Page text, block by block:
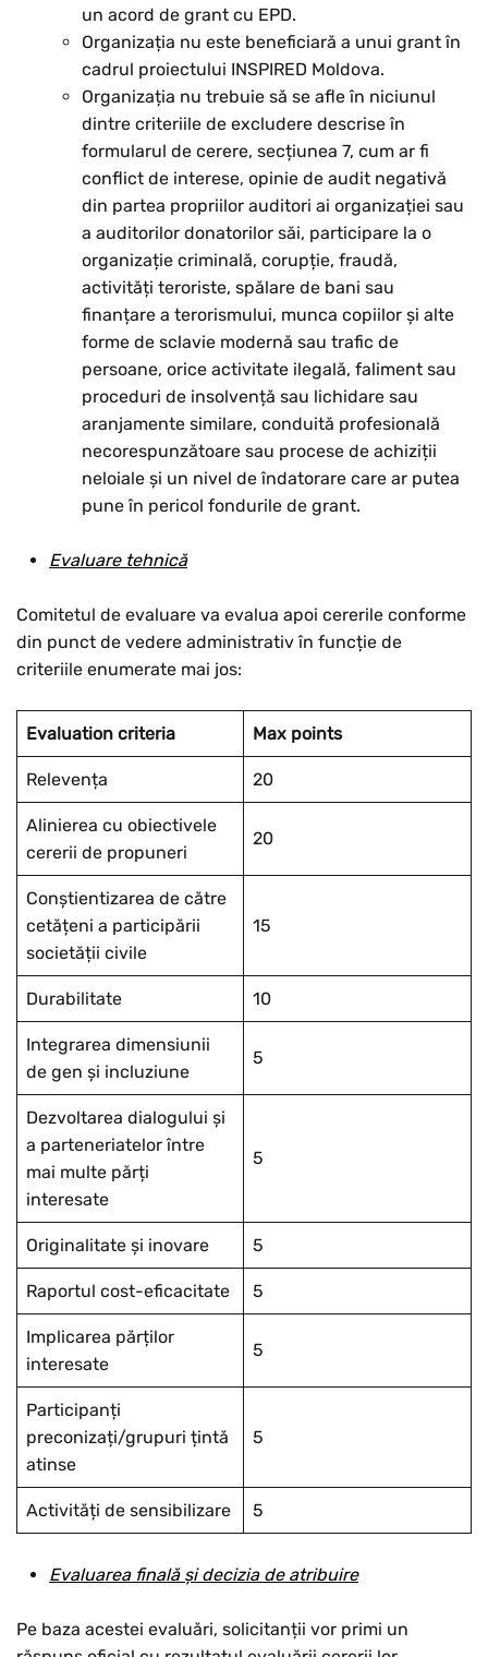
un acord de grant cu EPD.
Organizația nu este beneficiară a unui grant în
cadrul proiectului INSPIRED Moldova.
Organizația nu trebuie să se afle în niciunul
dintre criteriile de excludere descrise în
formularul de cerere, secțiunea 7, cum ar fi
conflict de interese, opinie de audit negativă
din partea propriilor auditori ai organizației sau
a auditorilor donatorilor săi, participare la o
organizație criminală, corupție, fraudă,
activități teroriste, spălare de bani sau
finanțare a terorismului, munca copiilor și alte
forme de sclavie modernă sau trafic de
persoane, orice activitate ilegală, faliment sau
proceduri de insolvență sau lichidare sau
aranjamente similare, conduită profesională
necorespunzătoare sau procese de achiziții
neloiale și un nivel de îndatorare care ar putea
pune în pericol fondurile de grant.
Evaluare tehnică
Comitetul de evaluare va evalua apoi cererile conforme
din punct de vedere administrativ în funcție de
criteriile enumerate mai jos:
Evaluation criteria Max points
Relevența 20
Alinierea cu obiectivele
cererii de propuneri
20
Conștientizarea de către
cetățeni a participării
societății civile
15
Durabilitate 10
Integrarea dimensiunii
de gen și incluziune
5
Dezvoltarea dialogului și
a parteneriatelor între
mai multe părți
interesate
5
Originalitate și inovare 5
Raportul cost-eficacitate 5
Implicarea părților
interesate
5
Participanți
preconizați/grupuri țintă
atinse
5
Activități de sensibilizare 5
Evaluarea finală și decizia de atribuire
Pe baza acestei evaluări, solicitanții vor primi un